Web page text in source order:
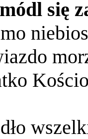
módl się